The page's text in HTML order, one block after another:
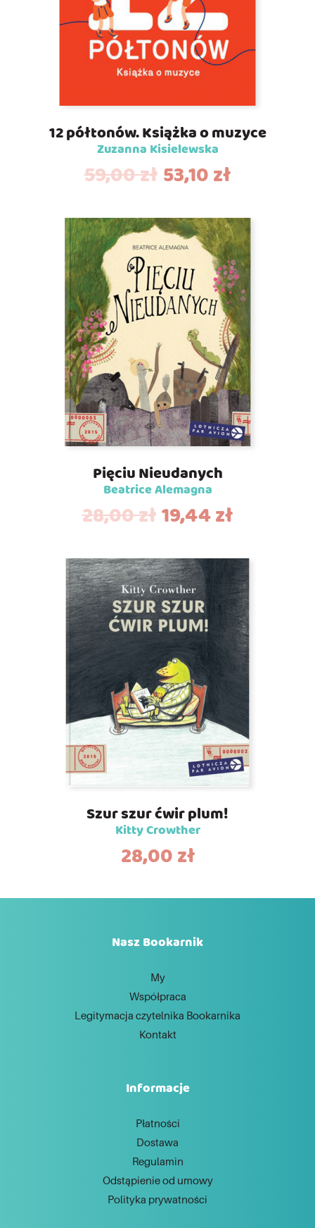
12 półtonów. Książka o muzyce
Zuzanna Kisielewska
59,00zł 53,10zł
Pięciu Nieudanych
Beatrice Alemagna
28,00zł19,44zł
Szur szur ćwir plum!
Kitty Crowther
28,00zł
Nasz Bookarnik
My
Współpraca
Legitymacja czytelnika Bookarnika
Kontakt
Informacje
Płatności
Dostawa
Regulamin
Odstąpienie od umowy
Polityka prywatności